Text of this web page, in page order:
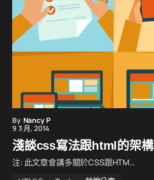
By Nancy P
9 3 月, 2014
淺談css寫法跟html的架構
注: 此文章會講多關於CSS跟HTM…